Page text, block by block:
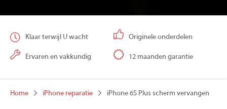
Klaar terwijl U wacht Originele onderdelen
Ervaren en vakkundig 12 maanden garantie
Home iPhone reparatie iPhone 6S Plus scherm vervangen